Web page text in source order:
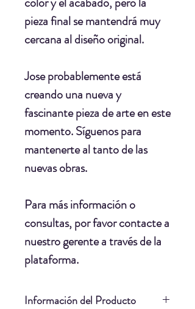
pieza final se mantendrá muy
cercana al diseño original.
Jose probablemente está
creando una nueva y
fascinante pieza de arte en este
momento. Síguenos para
mantenerte al tanto de las
nuevas obras.
Para más información o
consultas, por favor contacte a
nuestro gerente a través de la
plataforma.
Información del Producto